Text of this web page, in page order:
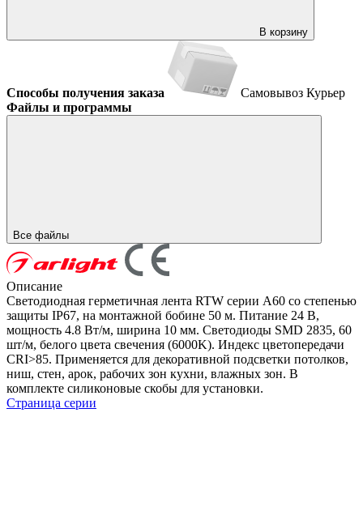
В корзину
Способы получения заказа Самовывоз Курьер
Файлы и программы
Все файлы
Описание
Светодиодная герметичная лента RTW серии A60 со степенью
защиты IP67, на монтажной бобине 50 м. Питание 24 В,
мощность 4.8 Вт/м, ширина 10 мм. Светодиоды SMD 2835, 60
шт/м, белого цвета свечения (6000K). Индекс цветопередачи
CRI>85. Применяется для декоративной подсветки потолков,
ниш, стен, арок, рабочих зон кухни, влажных зон. В
комплекте силиконовые скобы для установки.
Страница серии